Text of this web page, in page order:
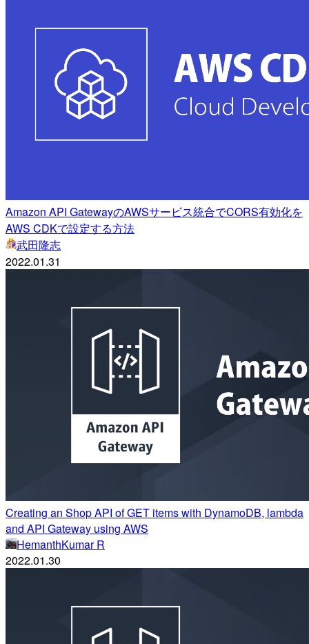
Amazon API GatewayのAWSサービス統合でCORS有効化を
AWS CDKで設定する方法
武田隆志
2022.01.31
Creating an Shop API of GET items with DynamoDB, lambda
and API Gateway using AWS
HemanthKumar R
2022.01.30